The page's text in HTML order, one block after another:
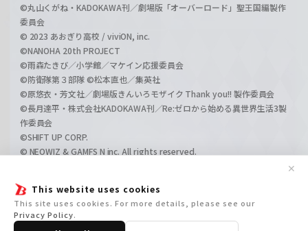
This website uses cookies
This site uses cookies. For more details, please see our
Privacy Policy.
✕
©丸山くがね・KADOKAWA刊／劇場版「オーバーロード」聖王国編製作
委員会
© 2023 あおぎり高校 / viviON, inc.
©NANOHA 20th PROJECT
©雨森たきび／小学館／マケイン応援委員会
©防衛隊第３部隊 ©松本直也／集英社
©原悠衣・芳文社／劇場版きんいろモザイク Thank you!! 製作委員会
©長月達平・株式会社KADOKAWA刊／Re:ゼロから始める異世界生活3製
作委員会
©SHIFT UP CORP.
© NEOWIZ & GAMFS N inc. All rights reserved.
©GIRLS und PANZER Film Projekt
©GIRLS und PANZER Finale Projekt